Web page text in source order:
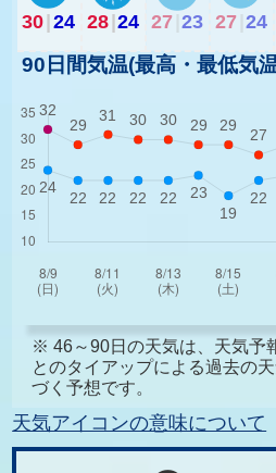
30|24 28|24 27 23 27 24
90日間気温(最高・最低気
※ 46～90日の天気は、天気予
とのタイアップによる過去の
づく予想です。
天気アイコンの意味について